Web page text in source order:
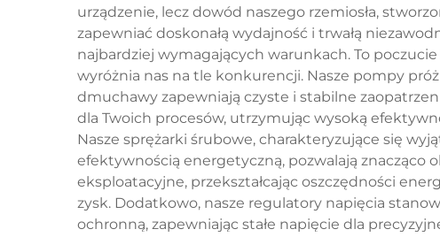
urządzenie, lecz dowód naszego rzemiosła,
zapewniać doskonałą wydajność i trwałą
najbardziej wymagających warunkach. To
wyróżnia nas na tle konkurencji. Nasze pompy
dmuchawy zapewniają czyste i stabilne
dla Twoich procesów, utrzymując wysoką
Nasze sprężarki śrubowe, charakteryzujące się
efektywnością energetyczną, pozwalają znacząco
eksploatacyjne, przekształcając oszczędności
zysk. Dodatkowo, nasze regulatory napięcia
ochronną, zapewniając stałe napięcie dla